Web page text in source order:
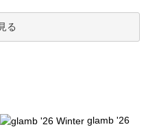
る
glamb '26